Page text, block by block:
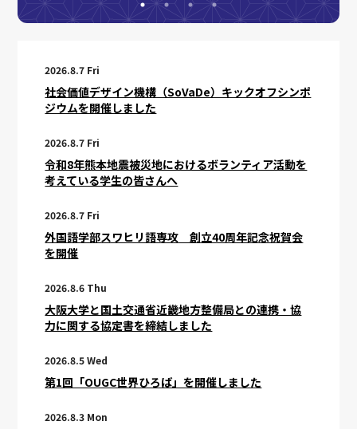
2026.8.7 Fri
社会価値デザイン機構（SoVaDe）キックオフシンポ
ジウムを開催しました
2026.8.7 Fri
令和8年熊本地震被災地におけるボランティア活動を
考えている学生の皆さんへ
2026.8.7 Fri
外国語学部スワヒリ語専攻 創立40周年記念祝賀会
を開催
2026.8.6 Thu
大阪大学と国土交通省近畿地方整備局との連携・協
力に関する協定書を締結しました
2026.8.5 Wed
第1回「OUGC世界ひろば」を開催しました
2026.8.3 Mon